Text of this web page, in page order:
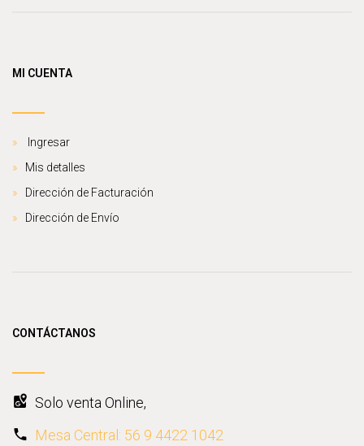
MI CUENTA
Ingresar
Mis detalles
Dirección de Facturación
Dirección de Envío
CONTÁCTANOS
Solo venta Online,
Mesa Central: 56 9 4422 1042